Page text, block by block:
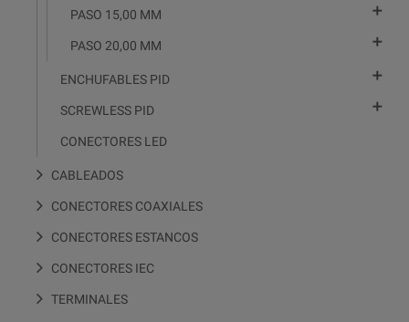
PASO 15,00 MM 
PASO 20,00 MM 
ENCHUFABLES PID 
SCREWLESS PID 
CONECTORES LED
CABLEADOS
CONECTORES COAXIALES
CONECTORES ESTANCOS
CONECTORES IEC
TERMINALES